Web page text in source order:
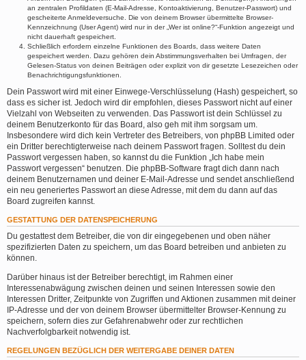
an zentralen Profildaten (E-Mail-Adresse, Kontoaktivierung, Benutzer-Passwort) und
gescheiterte Anmeldeversuche. Die von deinem Browser übermittelte Browser-
Kennzeichnung (User Agent) wird nur in der „Wer ist online?“-Funktion angezeigt und
nicht dauerhaft gespeichert.
Schließlich erfordern einzelne Funktionen des Boards, dass weitere Daten
gespeichert werden. Dazu gehören dein Abstimmungsverhalten bei Umfragen, der
Gelesen-Status von deinen Beiträgen oder explizit von dir gesetzte Lesezeichen oder
Benachrichtigungsfunktionen.
Dein Passwort wird mit einer Einwege-Verschlüsselung (Hash) gespeichert, so
dass es sicher ist. Jedoch wird dir empfohlen, dieses Passwort nicht auf einer
Vielzahl von Webseiten zu verwenden. Das Passwort ist dein Schlüssel zu
deinem Benutzerkonto für das Board, also geh mit ihm sorgsam um.
Insbesondere wird dich kein Vertreter des Betreibers, von phpBB Limited oder
ein Dritter berechtigterweise nach deinem Passwort fragen. Solltest du dein
Passwort vergessen haben, so kannst du die Funktion „Ich habe mein
Passwort vergessen“ benutzen. Die phpBB-Software fragt dich dann nach
deinem Benutzernamen und deiner E-Mail-Adresse und sendet anschließend
ein neu generiertes Passwort an diese Adresse, mit dem du dann auf das
Board zugreifen kannst.
GESTATTUNG DER DATENSPEICHERUNG
Du gestattest dem Betreiber, die von dir eingegebenen und oben näher
spezifizierten Daten zu speichern, um das Board betreiben und anbieten zu
können.
Darüber hinaus ist der Betreiber berechtigt, im Rahmen einer
Interessenabwägung zwischen deinen und seinen Interessen sowie den
Interessen Dritter, Zeitpunkte von Zugriffen und Aktionen zusammen mit deiner
IP-Adresse und der von deinem Browser übermittelter Browser-Kennung zu
speichern, sofern dies zur Gefahrenabwehr oder zur rechtlichen
Nachverfolgbarkeit notwendig ist.
REGELUNGEN BEZÜGLICH DER WEITERGABE DEINER DATEN